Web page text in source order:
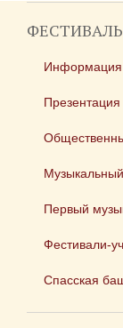
ФЕСТИВАЛЬ
Информация
Презентация
Первый
Фестивали-
Спасская